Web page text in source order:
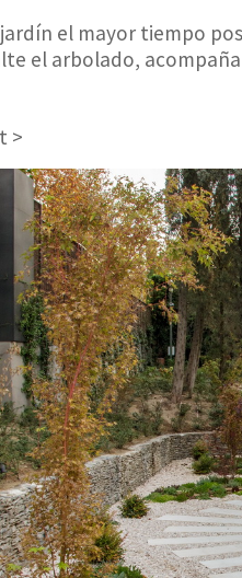
el mayor tiempo
el arbolado,
>